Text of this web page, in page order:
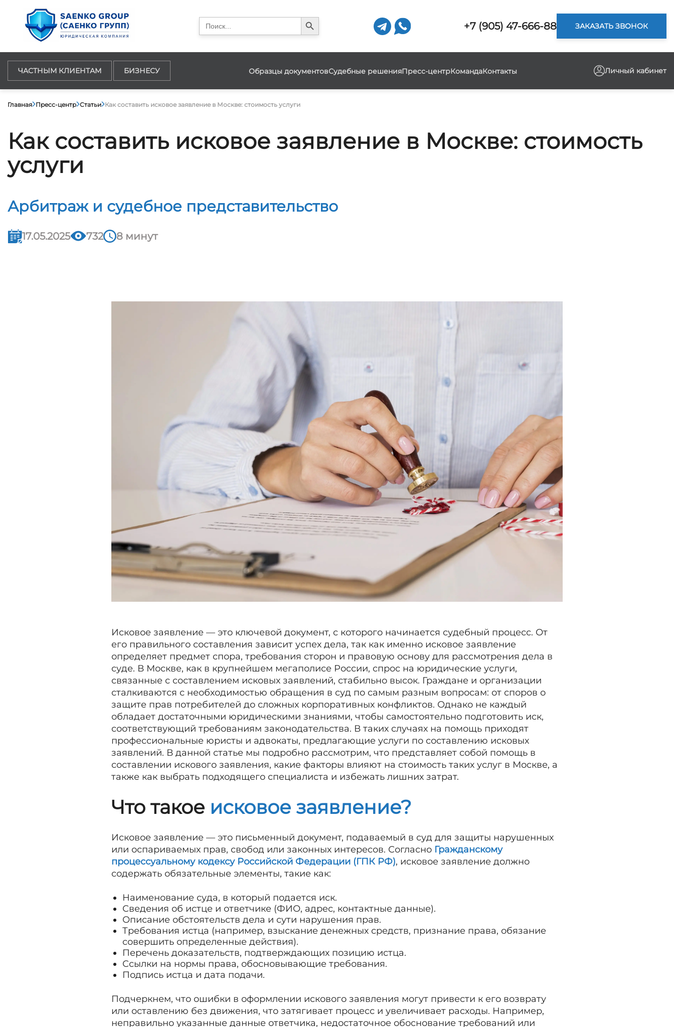
Search
for:
Search Button
+7 (905) 47-666-88 ЗАКАЗАТЬ ЗВОНОК
ЧАСТНЫМ КЛИЕНТАМ БИЗНЕСУ Образцы документовСудебные решенияПресс-центрКомандаКонтакты Личный кабинет
Главная Пресс-центр Статьи Как составить исковое заявление в Москве: стоимость услуги
Как составить исковое заявление в Москве: стоимость
услуги
Арбитраж и судебное представительство
17.05.2025 732 8 минут
Исковое заявление — это ключевой документ, с которого начинается судебный процесс. От
его правильного составления зависит успех дела, так как именно исковое заявление
определяет предмет спора, требования сторон и правовую основу для рассмотрения дела в
суде. В Москве, как в крупнейшем мегаполисе России, спрос на юридические услуги,
связанные с составлением исковых заявлений, стабильно высок. Граждане и организации
сталкиваются с необходимостью обращения в суд по самым разным вопросам: от споров о
защите прав потребителей до сложных корпоративных конфликтов. Однако не каждый
обладает достаточными юридическими знаниями, чтобы самостоятельно подготовить иск,
соответствующий требованиям законодательства. В таких случаях на помощь приходят
профессиональные юристы и адвокаты, предлагающие услуги по составлению исковых
заявлений. В данной статье мы подробно рассмотрим, что представляет собой помощь в
составлении искового заявления, какие факторы влияют на стоимость таких услуг в Москве, а
также как выбрать подходящего специалиста и избежать лишних затрат.
Что такое исковое заявление?
Исковое заявление — это письменный документ, подаваемый в суд для защиты нарушенных
или оспариваемых прав, свобод или законных интересов. Согласно Гражданскому
процессуальному кодексу Российской Федерации (ГПК РФ), исковое заявление должно
содержать обязательные элементы, такие как:
Наименование суда, в который подается иск.
Сведения об истце и ответчике (ФИО, адрес, контактные данные).
Описание обстоятельств дела и сути нарушения прав.
Требования истца (например, взыскание денежных средств, признание права, обязание
совершить определенные действия).
Перечень доказательств, подтверждающих позицию истца.
Ссылки на нормы права, обосновывающие требования.
Подпись истца и дата подачи.
Подчеркнем, что ошибки в оформлении искового заявления могут привести к его возврату
или оставлению без движения, что затягивает процесс и увеличивает расходы. Например,
неправильно указанные данные ответчика, недостаточное обоснование требований или